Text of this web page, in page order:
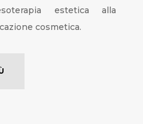
estetica alla
cosmetica.